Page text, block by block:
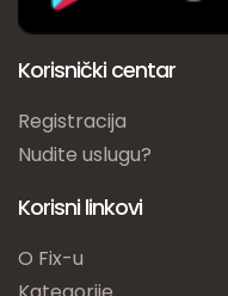
Korisnički centar
Registracija
Nudite uslugu?
Korisni linkovi
O Fix-u